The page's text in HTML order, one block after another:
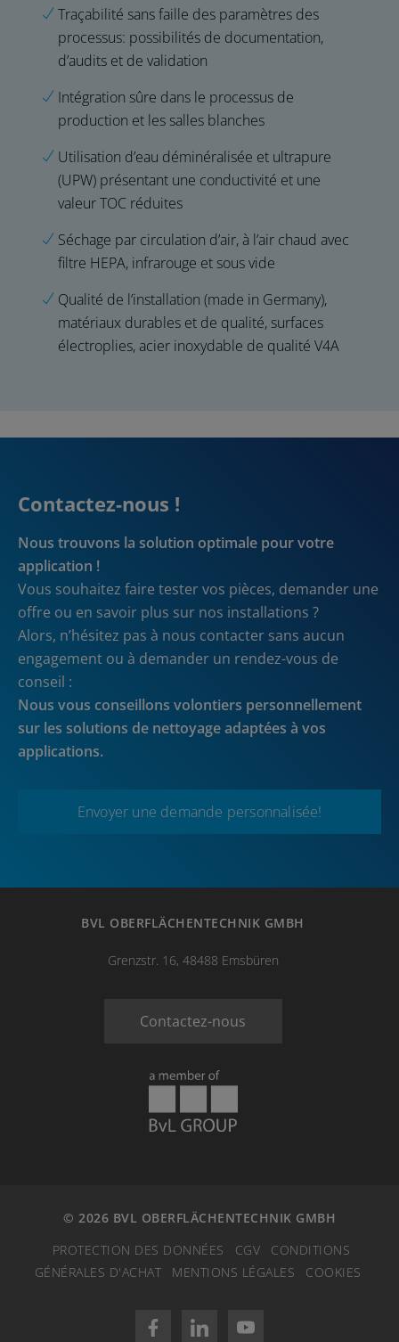
Traçabilité sans faille des paramètres des
processus: possibilités de documentation,
d’audits et de validation
Intégration sûre dans le processus de
production et les salles blanches
Utilisation d’eau déminéralisée et ultrapure
(UPW) présentant une conductivité et une
valeur TOC réduites
Séchage par circulation d’air, à l’air chaud avec
filtre HEPA, infrarouge et sous vide
Qualité de l’installation (made in Germany),
matériaux durables et de qualité, surfaces
électroplies, acier inoxydable de qualité V4A
Contactez-nous !
Nous trouvons la solution optimale pour votre
application !
Vous souhaitez faire tester vos pièces, demander une
offre ou en savoir plus sur nos installations ?
Alors, n’hésitez pas à nous contacter sans aucun
engagement ou à demander un rendez-vous de
conseil :
Nous vous conseillons volontiers personnellement
sur les solutions de nettoyage adaptées à vos
applications.
Envoyer une demande personnalisée!
BVL OBERFLÄCHENTECHNIK GMBH
Grenzstr. 16, 48488 Emsbüren
Contactez-nous
© 2026 BVL OBERFLÄCHENTECHNIK GMBH
PROTECTION DES DONNÉES
CGV
CONDITIONS
GÉNÉRALES D'ACHAT
MENTIONS LÉGALES COOKIES